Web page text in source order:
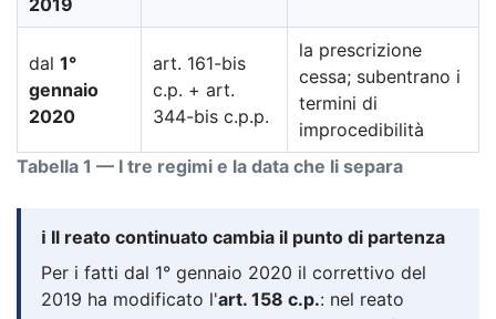
Tabella 1 — I tre regimi e la data che li separa
dal 1°
gennaio
2020
art. 161-bis
c.p. + art.
344-bis c.p.p.
la prescrizione
cessa; subentrano i
termini di
improcedibilità
ℹ️ Il reato continuato cambia il punto di partenza
Per i fatti dal 1° gennaio 2020 il correttivo del
2019 ha modificato l'art. 158 c.p.: nel reato